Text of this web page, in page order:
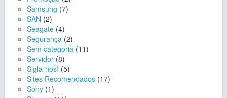
Samsung (7)
SAN (2)
Seagate (4)
Segurança (2)
Sem categoria (11)
Servidor (8)
Sigla-nos! (5)
Sites Recomendados (17)
Sony (1)